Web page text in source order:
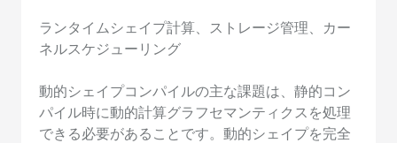
ランタイムシェイプ計算、ストレージ管理、カー
ネルスケジューリング
動的シェイプコンパイルの主な課題は、静的コン
パイル時に動的計算グラフセマンティクスを処理
できる必要があることです。動的シェイプを完全